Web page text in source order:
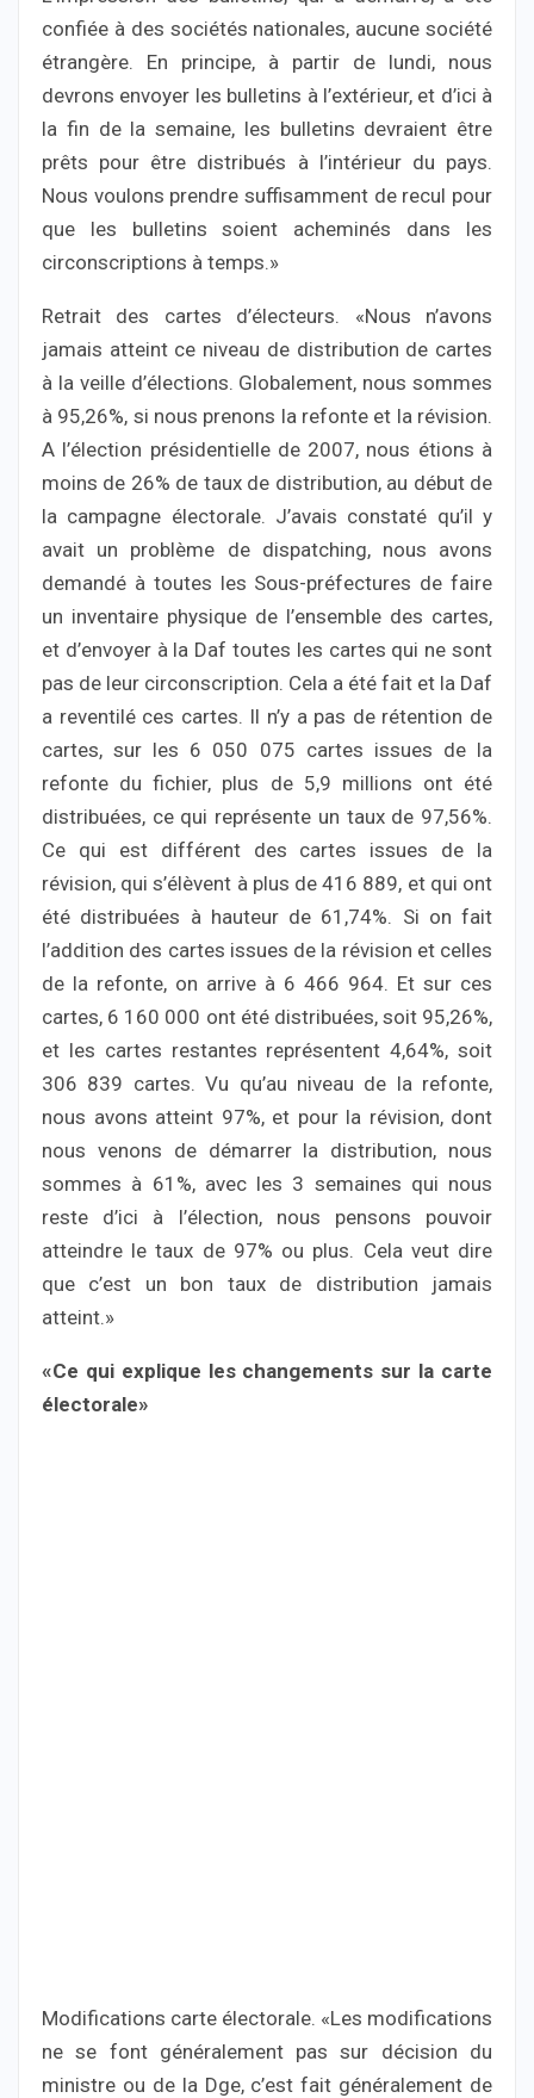
confiée à des sociétés nationales, aucune société
étrangère. En principe, à partir de lundi, nous
devrons envoyer les bulletins à l’extérieur, et d’ici à
la fin de la semaine, les bulletins devraient être
prêts pour être distribués à l’intérieur du pays.
Nous voulons prendre suffisamment de recul pour
que les bulletins soient acheminés dans les
circonscriptions à temps.»
Retrait des cartes d’électeurs. «Nous n’avons
jamais atteint ce niveau de distribution de cartes
à la veille d’élections. Globalement, nous sommes
à 95,26%, si nous prenons la refonte et la révision.
A l’élection présidentielle de 2007, nous étions à
moins de 26% de taux de distribution, au début de
la campagne électorale. J’avais constaté qu’il y
avait un problème de dispatching, nous avons
demandé à toutes les Sous-préfectures de faire
un inventaire physique de l’ensemble des cartes,
et d’envoyer à la Daf toutes les cartes qui ne sont
pas de leur circonscription. Cela a été fait et la Daf
a reventilé ces cartes. Il n’y a pas de rétention de
cartes, sur les 6 050 075 cartes issues de la
refonte du fichier, plus de 5,9 millions ont été
distribuées, ce qui représente un taux de 97,56%.
Ce qui est différent des cartes issues de la
révision, qui s’élèvent à plus de 416 889, et qui ont
été distribuées à hauteur de 61,74%. Si on fait
l’addition des cartes issues de la révision et celles
de la refonte, on arrive à 6 466 964. Et sur ces
cartes, 6 160 000 ont été distribuées, soit 95,26%,
et les cartes restantes représentent 4,64%, soit
306 839 cartes. Vu qu’au niveau de la refonte,
nous avons atteint 97%, et pour la révision, dont
nous venons de démarrer la distribution, nous
sommes à 61%, avec les 3 semaines qui nous
reste d’ici à l’élection, nous pensons pouvoir
atteindre le taux de 97% ou plus. Cela veut dire
que c’est un bon taux de distribution jamais
atteint.»
«Ce qui explique les changements sur la carte
électorale»
Modifications carte électorale. «Les modifications
ne se font généralement pas sur décision du
ministre ou de la Dge, c’est fait généralement de